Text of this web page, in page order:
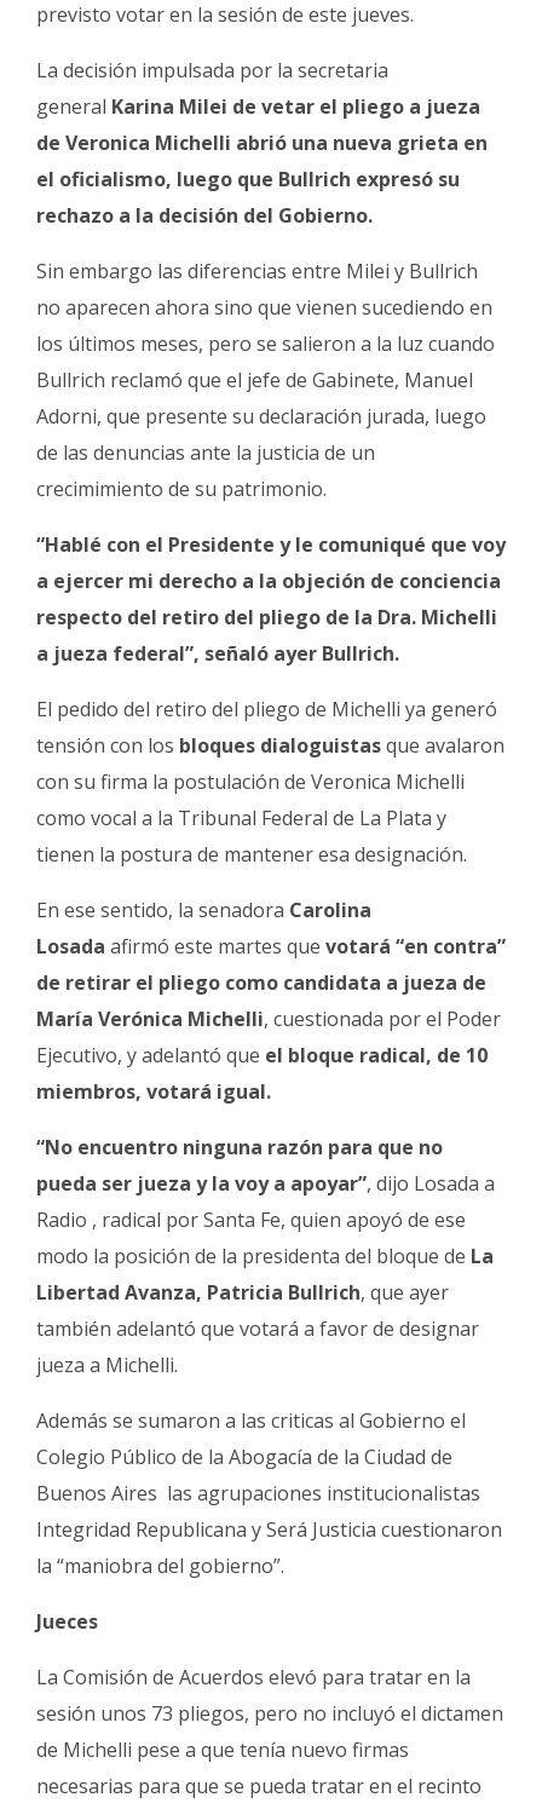
previsto votar en la sesión de este jueves.
La decisión impulsada por la secretaria
general Karina Milei de vetar el pliego a jueza
de Veronica Michelli abrió una nueva grieta en
el oficialismo, luego que Bullrich expresó su
rechazo a la decisión del Gobierno.
Sin embargo las diferencias entre Milei y Bullrich
no aparecen ahora sino que vienen sucediendo en
los últimos meses, pero se salieron a la luz cuando
Bullrich reclamó que el jefe de Gabinete, Manuel
Adorni, que presente su declaración jurada, luego
de las denuncias ante la justicia de un
crecimimiento de su patrimonio.
“Hablé con el Presidente y le comuniqué que voy
a ejercer mi derecho a la objeción de conciencia
respecto del retiro del pliego de la Dra. Michelli
a jueza federal”, señaló ayer Bullrich.
El pedido del retiro del pliego de Michelli ya generó
tensión con los bloques dialoguistasque avalaron
con su firma la postulación de Veronica Michelli
como vocal a la Tribunal Federal de La Plata y
tienen la postura de mantener esa designación.
En ese sentido, la senadora Carolina
Losada afirmó este martes que votará “en contra”
de retirar el pliego como candidata a jueza de
María Verónica Michelli, cuestionada por el Poder
Ejecutivo, y adelantó que el bloque radical, de 10
miembros, votará igual.
“No encuentro ninguna razón para que no
pueda ser jueza y la voy a apoyar”, dijo Losada a
Radio , radical por Santa Fe, quien apoyó de ese
modo la posición de la presidenta del bloque de La
Libertad Avanza, Patricia Bullrich, que ayer
también adelantó que votará a favor de designar
jueza a Michelli.
Además se sumaron a las criticas al Gobierno el
Colegio Público de la Abogacía de la Ciudad de
Buenos Aires las agrupaciones institucionalistas
Integridad Republicana y Será Justicia cuestionaron
la “maniobra del gobierno”.
Jueces
La Comisión de Acuerdos elevó para tratar en la
sesión unos 73 pliegos, pero no incluyó el dictamen
de Michelli pese a que tenía nuevo firmas
necesarias para que se pueda tratar en el recinto